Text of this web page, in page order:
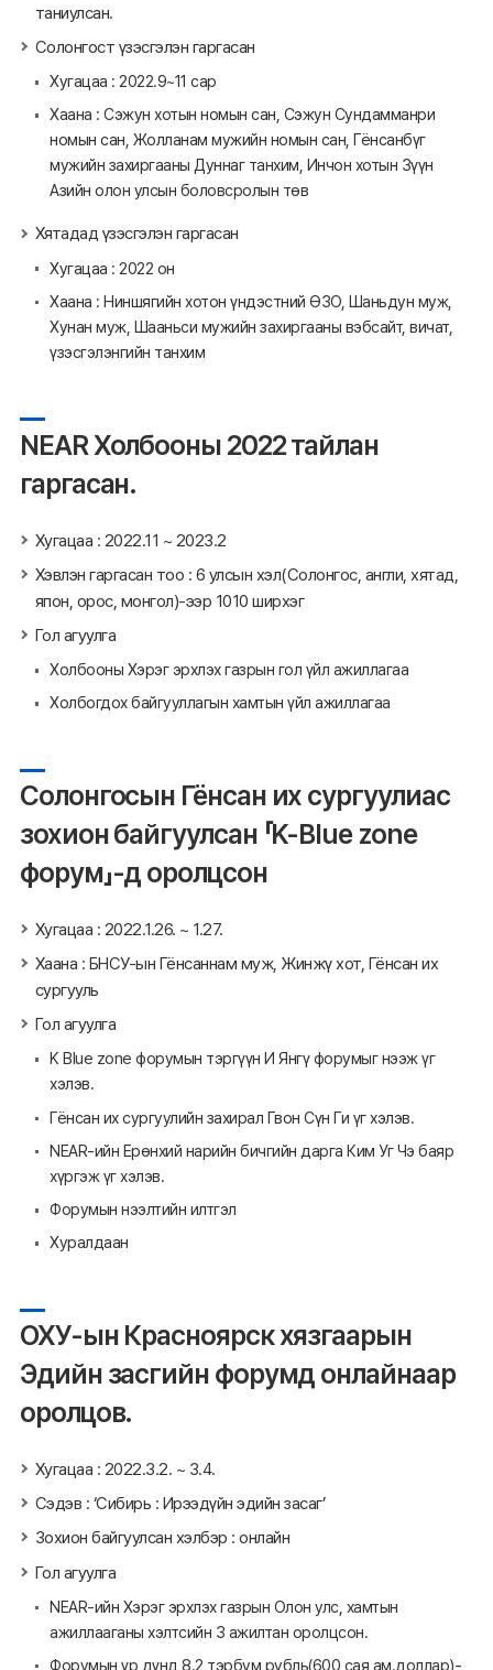
таниулсан.
Солонгост үзэсгэлэн гаргасан
Хугацаа : 2022.9~11 сар
Хаана : Сэжун хотын номын сан, Сэжун Сундамманри
номын сан, Жолланам мужийн номын сан, Гёнсанбүг
мужийн захиргааны Дуннаг танхим, Инчон хотын Зүүн
Азийн олон улсын боловсролын төв
Хятадад үзэсгэлэн гаргасан
Хугацаа : 2022 он
Хаана : Ниншягийн хотон үндэстний ӨЗО, Шаньдун муж,
Хунан муж, Шааньси мужийн захиргааны вэбсайт, вичат,
үзэсгэлэнгийн танхим
NEAR Холбооны 2022 тайлан
гаргасан.
Хугацаа : 2022.11 ~ 2023.2
Хэвлэн гаргасан тоо : 6 улсын хэл(Солонгос, англи, хятад,
япон, орос, монгол)-ээр 1010 ширхэг
Гол агуулга
Холбооны Хэрэг эрхлэх газрын гол үйл ажиллагаа
Холбогдох байгууллагын хамтын үйл ажиллагаа
Солонгосын Гёнсан их сургуулиас
зохион байгуулсан 「K-Blue zone
форум」-д оролцсон
Хугацаа : 2022.1.26. ~ 1.27.
Хаана : БНСУ-ын Гёнсаннам муж, Жинжү хот, Гёнсан их
сургууль
Гол агуулга
K Blue zone форумын тэргүүн И Янгү форумыг нээж үг
хэлэв.
Гёнсан их сургуулийн захирал Гвон Сүн Ги үг хэлэв.
NEAR-ийн Ерөнхий нарийн бичгийн дарга Ким Уг Чэ баяр
хүргэж үг хэлэв.
Форумын нээлтийн илтгэл
Хуралдаан
ОХУ-ын Красноярск хязгаарын
Эдийн засгийн форумд онлайнаар
оролцов.
Хугацаа : 2022.3.2. ~ 3.4.
Сэдэв : ‘Сибирь : Ирээдүйн эдийн засаг’
Зохион байгуулсан хэлбэр : онлайн
Гол агуулга
NEAR-ийн Хэрэг эрхлэх газрын Олон улс, хамтын
ажиллааганы хэлтсийн 3 ажилтан оролцсон.
Форумын үр дүнд 8.2 тэрбум рубль(600 сая ам.доллар)-